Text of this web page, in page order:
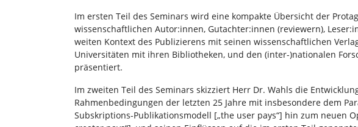
Im ersten Teil des Seminars wird eine kompakte Übersicht der
wissenschaftlichen Autor:innen, Gutachter:innen (reviewern),
weiten Kontext des Publizierens mit seinen wissenschaftlichen
Universitäten mit ihren Bibliotheken, und den (inter-)nationalen
präsentiert.
Im zweiten Teil des Seminars skizziert Herr Dr. Wahls die
Rahmenbedingungen der letzten 25 Jahre mit insbesondere dem
Subskriptions-Publikationsmodell [„the user pays“] hin zum neuen